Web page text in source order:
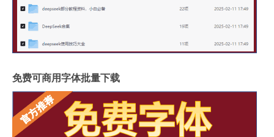
免费可商用字体批量下载